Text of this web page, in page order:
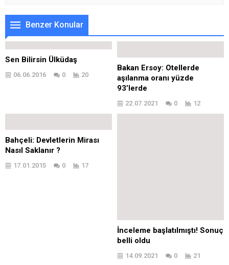
Benzer Konular
Sen Bilirsin Ülküdaş
06.06.2016 0 20
Bakan Ersoy: Otellerde
aşılanma oranı yüzde
93’lerde
22.07.2021 0 12
Bahçeli: Devletlerin Mirası
Nasıl Saklanır ?
17.01.2015 0 17
İnceleme başlatılmıştı! Sonuç
belli oldu
14.09.2021 0 21